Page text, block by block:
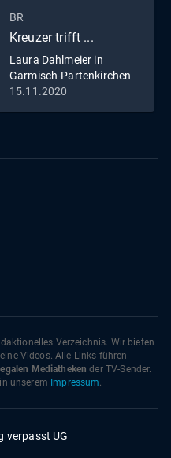
BR
Kreuzer trifft ...
Laura Dahlmeier in
Garmisch-Partenkirchen
15.11.2020
Verzeichnis. Wir bieten
Videos. Alle Links führen
Mediatheken der TV-Sender.
unserem Impressum.
verpasst UG